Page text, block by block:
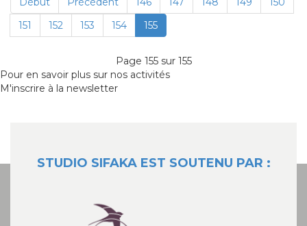
151
152 153 154 155
Page 155 sur 155
Pour en savoir plus sur nos activités
M'inscrire à la newsletter
STUDIO SIFAKA EST SOUTENU PAR :